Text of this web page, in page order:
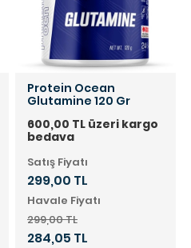
Protein Ocean
Glutamine 120 Gr
600,00 TL üzeri kargo
bedava
Satış Fiyatı
299,00 TL
Havale Fiyatı
299,00 TL
284,05 TL